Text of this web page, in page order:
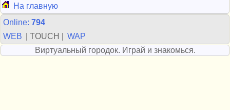
На главную
Online: 794
WEB
| TOUCH |
WAP
Виртуальный городок. Играй и знакомься.